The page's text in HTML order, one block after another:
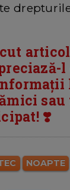
❣️
NOAPTE